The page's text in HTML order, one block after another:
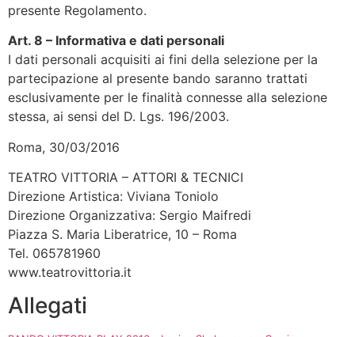
presente Regolamento.
Art. 8 – Informativa e dati personali
I dati personali acquisiti ai fini della selezione per la
partecipazione al presente bando saranno trattati
esclusivamente per le finalità connesse alla selezione
stessa, ai sensi del D. Lgs. 196/2003.
Roma, 30/03/2016
TEATRO VITTORIA – ATTORI & TECNICI
Direzione Artistica: Viviana Toniolo
Direzione Organizzativa: Sergio Maifredi
Piazza S. Maria Liberatrice, 10 – Roma
Tel. 065781960
www.teatrovittoria.it
Allegati